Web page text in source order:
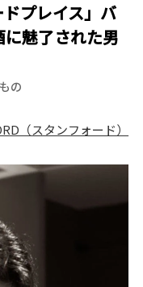
ドプレイス」バ
魅了された男
の
（スタンフォード）